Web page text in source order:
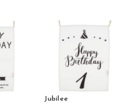
Jubilee